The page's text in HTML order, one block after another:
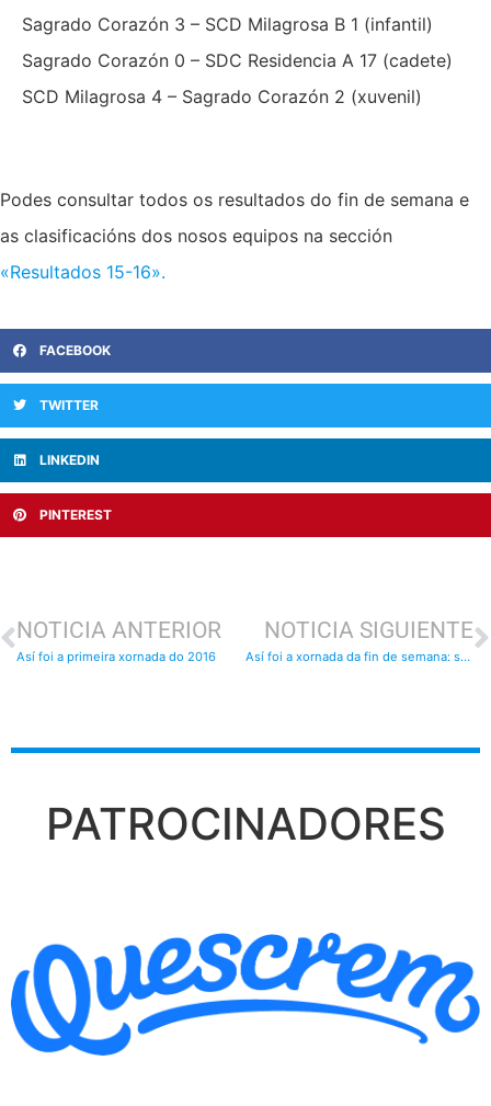
Sagrado Corazón 3 – SCD Milagrosa B 1 (infantil)
Sagrado Corazón 0 – SDC Residencia A 17 (cadete)
SCD Milagrosa 4 – Sagrado Corazón 2 (xuvenil)
Podes consultar todos os resultados do fin de semana e
as clasificacións dos nosos equipos na sección
«Resultados 15-16».
FACEBOOK
TWITTER
LINKEDIN
PINTEREST
NOTICIA ANTERIOR
Así foi a primeira xornada do 2016
NOTICIA SIGUIENTE
Así foi a xornada da fin de semana: sábado 23 e domingo 24 de xaneiro
PATROCINADORES